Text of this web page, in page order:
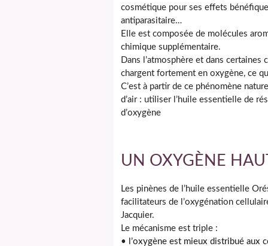
cosmétique pour ses effets
antiparasitaire…
Elle est composée de molécules
chimique supplémentaire.
Dans l’atmosphère et dans
chargent fortement en oxygène, ce
C’est à partir de ce phénomène
d’air : utiliser l’huile essentielle de
d’oxygène
UN OXYGÈNE
Les pinènes de l’huile essentielle
facilitateurs de l’oxygénation
Jacquier.
Le mécanisme est triple :
• l’oxygène est mieux distribué aux